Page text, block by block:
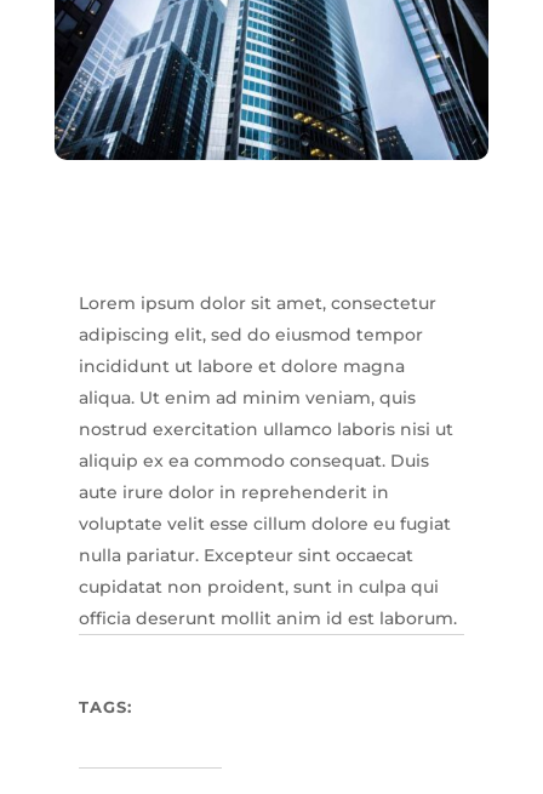
Lorem ipsum dolor sit amet, consectetur
adipiscing elit, sed do eiusmod tempor
incididunt ut labore et dolore magna
aliqua. Ut enim ad minim veniam, quis
nostrud exercitation ullamco laboris nisi ut
aliquip ex ea commodo consequat. Duis
aute irure dolor in reprehenderit in
voluptate velit esse cillum dolore eu fugiat
nulla pariatur. Excepteur sint occaecat
cupidatat non proident, sunt in culpa qui
officia deserunt mollit anim id est laborum.
TAGS: